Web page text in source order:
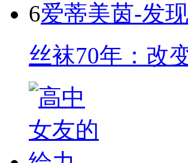
6爱蒂美茵-发
丝袜70年：改